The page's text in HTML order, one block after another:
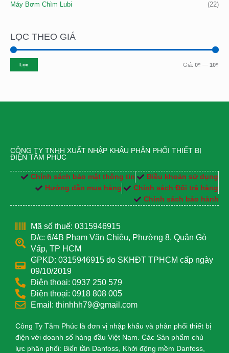
Máy Bơm Chìm Lubi (22)
LỌC THEO GIÁ
Lọc Giá: 0₫ — 10₫
CÔNG TY TNHH XUẤT NHẬP KHẨU PHÂN PHỐI THIẾT BỊ
ĐIỆN TÂM PHÚC
Chính sách bảo mật thông tin
Điều khoản sử dụng
Hướng dẫn mua hàng
Chính sách Đổi trả hàng
Chính sách bảo hành
Mã số thuế: 0315946915
Đ/c: 6/4B Phạm Văn Chiêu, Phường 8, Quận Gò
Vấp, TP HCM
GPKD: 0315946915 do SKHĐT TPHCM cấp ngày
09/10/2019
Điện thoại: 0937 250 579
Điện thoại: 0918 808 005
Email: thinhhh79@gmail.com
Công Ty Tâm Phúc là đơn vị nhập khẩu và phân phối thiết bị
điện với doanh số hàng đầu Việt Nam. Các Sản phẩm chủ
lực phân phối: Biến tần Danfoss, Khởi động mềm Danfoss,